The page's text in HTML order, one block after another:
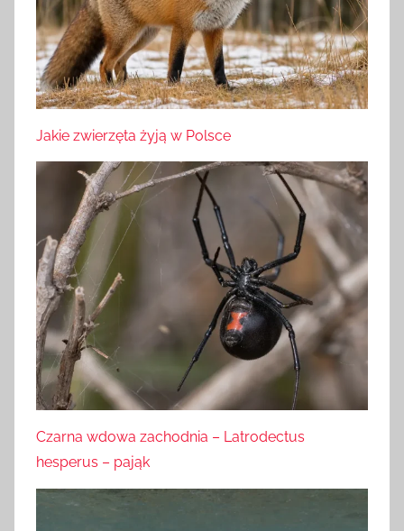
Jakie zwierzęta żyją w Polsce
Czarna wdowa zachodnia – Latrodectus
hesperus – pająk